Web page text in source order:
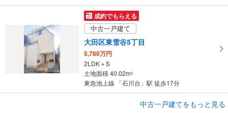
成約でもらえる
中古一戸建て
大田区東雪谷5丁目
5,780万円
2LDK＋S
土地面積 40.02m2
東急池上線 「石川台」駅 徒歩17分
中古一戸建てをもっと見る